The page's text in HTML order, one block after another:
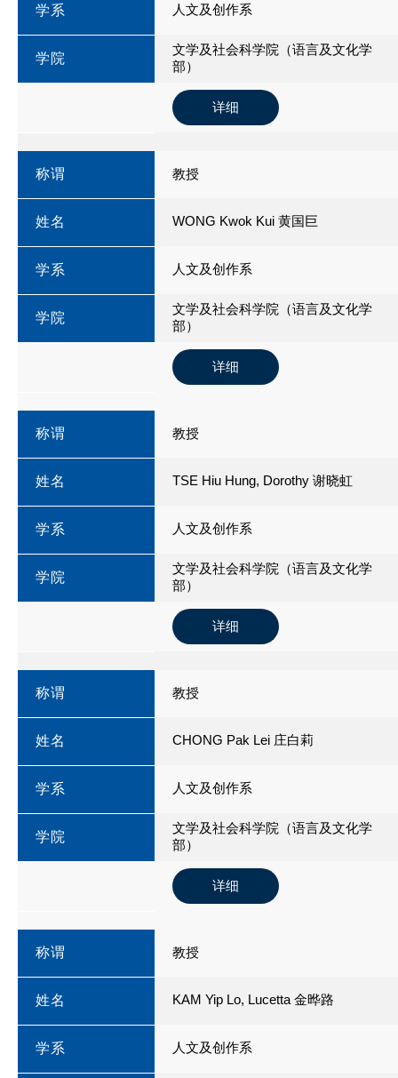
学系 人文及创作系
学院
文学及社会科学院（语言及文化学
部）
详细
称谓 教授
姓名 WONG Kwok Kui 黄国巨
学系 人文及创作系
学院
文学及社会科学院（语言及文化学
部）
详细
称谓 教授
姓名 TSE Hiu Hung, Dorothy 谢晓虹
学系 人文及创作系
学院
文学及社会科学院（语言及文化学
部）
详细
称谓 教授
姓名 CHONG Pak Lei 庄白莉
学系 人文及创作系
学院
文学及社会科学院（语言及文化学
部）
详细
称谓 教授
姓名 KAM Yip Lo, Lucetta 金晔路
学系 人文及创作系